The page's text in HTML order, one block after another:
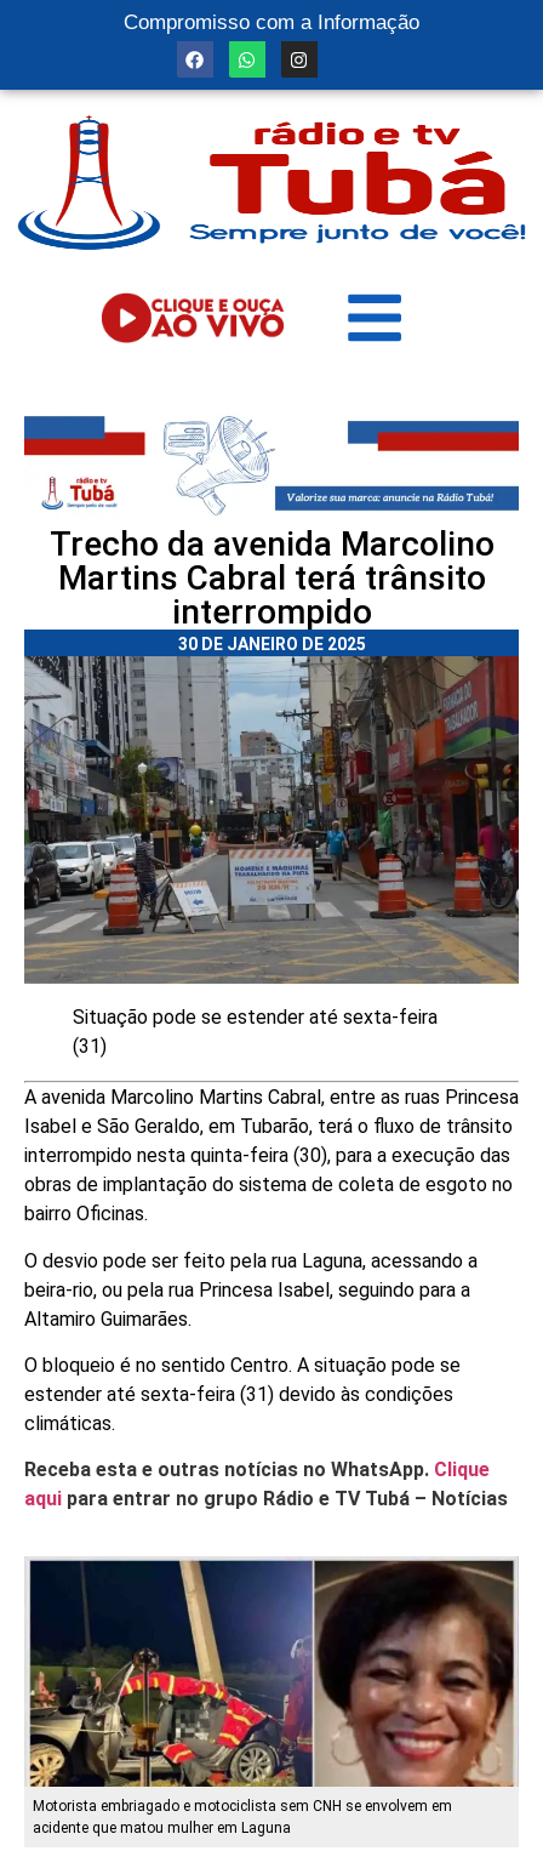
Compromisso com a Informação
Trecho da avenida Marcolino
Martins Cabral terá trânsito
interrompido
30 DE JANEIRO DE 2025
Situação pode se estender até sexta-feira
(31)
A avenida Marcolino Martins Cabral, entre as ruas Princesa
Isabel e São Geraldo, em Tubarão, terá o fluxo de trânsito
interrompido nesta quinta-feira (30), para a execução das
obras de implantação do sistema de coleta de esgoto no
bairro Oficinas.
O desvio pode ser feito pela rua Laguna, acessando a
beira-rio, ou pela rua Princesa Isabel, seguindo para a
Altamiro Guimarães.
O bloqueio é no sentido Centro. A situação pode se
estender até sexta-feira (31) devido às condições
climáticas.
Receba esta e outras notícias no WhatsApp. Clique
aqui para entrar no grupo Rádio e TV Tubá – Notícias
Motorista embriagado e motociclista sem CNH se envolvem em
acidente que matou mulher em Laguna